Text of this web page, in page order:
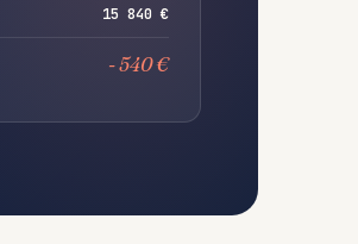
15 840 €
- 540 €